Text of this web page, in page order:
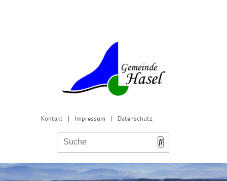
Kontakt | Impressum | Datenschutz